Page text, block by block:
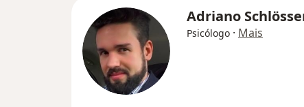
Adriano
Psicólogo · Mais